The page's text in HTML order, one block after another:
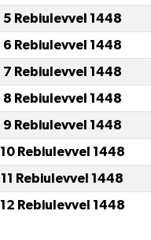
5 Rebiulevvel 1448
6 Rebiulevvel 1448
7 Rebiulevvel 1448
8 Rebiulevvel 1448
9 Rebiulevvel 1448
10 Rebiulevvel 1448
11 Rebiulevvel 1448
12 Rebiulevvel 1448